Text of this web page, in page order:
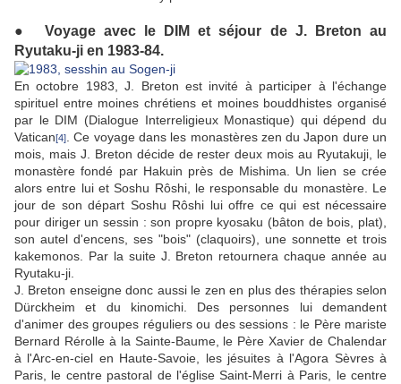
● Voyage avec le DIM et séjour de J. Breton au
Ryutaku-ji en 1983-84.
En octobre 1983, J. Breton est invité à participer à l'échange
spirituel entre moines chrétiens et moines bouddhistes organisé
par le DIM (Dialogue Interreligieux Monastique) qui dépend du
Vatican[4]
. Ce voyage dans les monastères zen du Japon dure un
mois, mais J. Breton décide de rester deux mois au Ryutakuji, le
monastère fondé par Hakuin près de Mishima. Un lien se crée
alors entre lui et Soshu Rôshi, le responsable du monastère. Le
jour de son départ Soshu Rôshi lui offre ce qui est nécessaire
pour diriger un sessin : son propre kyosaku (bâton de bois, plat),
son autel d'encens, ses "bois" (claquoirs), une sonnette et trois
kakemonos. Par la suite J. Breton retournera chaque année au
Ryutaku-ji.
J. Breton enseigne donc aussi le zen en plus des thérapies selon
Dürckheim et du kinomichi. Des personnes lui demandent
d'animer des groupes réguliers ou des sessions : le Père mariste
Bernard Rérolle à la Sainte-Baume, le Père Xavier de Chalendar
à l'Arc-en-ciel en Haute-Savoie, les jésuites à l'Agora Sèvres à
Paris, le centre pastoral de l'église Saint-Merri à Paris, le centre